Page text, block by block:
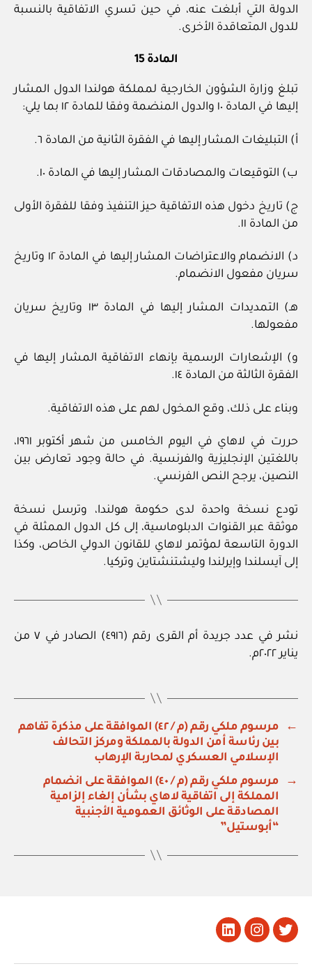
الدولة التي أبلغت عنه، في حين تسري الاتفاقية بالنسبة
للدول المتعاقدة الأخرى.
المادة 15
تبلغ وزارة الشؤون الخارجية لمملكة هولندا الدول المشار
إليها في المادة ١٠ والدول المنضمة وفقا للمادة ١٢ بما يلي:
أ) التبليغات المشار إليها في الفقرة الثانية من المادة ٦.
ب) التوقيعات والمصادقات المشار إليها في المادة ١٠.
ج) تاريخ دخول هذه الاتفاقية حيز التنفيذ وفقا للفقرة الأولى
من المادة ١١.
د) الانضمام والاعتراضات المشار إليها في المادة ١٢ وتاريخ
سريان مفعول الانضمام.
هـ) التمديدات المشار إليها في المادة ١٣ وتاريخ سريان
مفعولها.
و) الإشعارات الرسمية بإنهاء الاتفاقية المشار إليها في
الفقرة الثالثة من المادة ١٤.
وبناء على ذلك، وقع المخول لهم على هذه الاتفاقية.
حررت في لاهاي في اليوم الخامس من شهر أكتوبر ١٩٦١،
باللغتين الإنجليزية والفرنسية. في حالة وجود تعارض بين
النصين، يرجح النص الفرنسي.
تودع نسخة واحدة لدى حكومة هولندا، وترسل نسخة
موثقة عبر القنوات الدبلوماسية، إلى كل الدول الممثلة في
الدورة التاسعة لمؤتمر لاهاي للقانون الدولي الخاص، وكذا
إلى آيسلندا وإيرلندا وليشتنشتاين وتركيا.
نشر في عدد جريدة أم القرى رقم (٤٩١٦) الصادر في ٧ من
يناير ٢٠٢٢م.
←
مرسوم ملكي رقم (م / ٤٢) الموافقة على مذكرة تفاهم
بين رئاسة أمن الدولة بالمملكة ومركز التحالف
الإسلامي العسكري لمحاربة الإرهاب
→
مرسوم ملكي رقم (م / ٤٠) الموافقة على انضمام
المملكة إلى اتفاقية لاهاي بشأن إلغاء إلزامية
المصادقة على الوثائق العمومية الأجنبية
“أبوستيل”
تويتر Instagram
LinkedIn